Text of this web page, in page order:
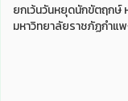
ยกเว้นวันหยุดนักขัตฤกษ์
มหาวิทยาลัยราชภัฏกำแ